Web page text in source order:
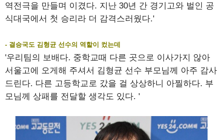
역전극을 만들며 이겼다. 지난 30년 간 경기고와 벌인 공
식대국에서 첫 승리라 더 감격스러웠다.'
- 결승국도 김형균 선수의 역할이 컸는데
'우리팀의 보배다. 중학교때 다른 곳으로 이사가지 않아
서울고에 오게해 주셔서 김형균 선수 부모님께 아주 감사
드린다. 다른 고등학교로 갔을 걸 상상하니 아찔하다. 부
모님께 상패를 전달할 생각도 있다. '